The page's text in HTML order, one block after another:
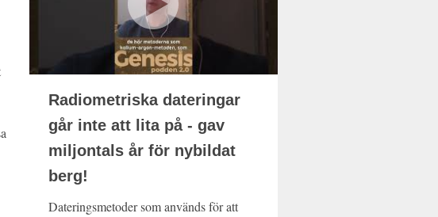
Radiometriska dateringar
går inte att lita på - gav
miljontals år för nybildat
berg!
Dateringsmetoder som används för att